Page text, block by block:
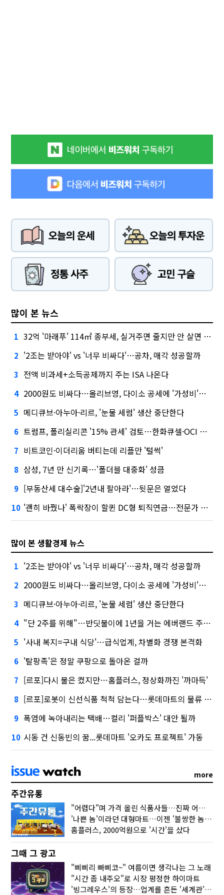
많이 본 뉴스
1 32억 '마래푸' 114㎡ 종부세, 실거주면 줄지만 안 살면 2.5배
2 '2조는 받아야' vs '너무 비싸다'…공차, 매각 성공할까
3 전액 비과세+소득공제까지 주는 ISA 나온다
4 2000원도 비싸다…올리브영, 다이소 공세에 '가성비'로 맞불
5 메디큐브·아누아·리르, '눈물 세럼' 생산 중단한다
6 트럼프, 폴리실리콘 '15% 관세' 검토…한화큐셀·OCI 영향은?
7 비트코인·이더리움 버티는데 리플만 '털썩'
8 삼성, 7년 만 신기록…'폴더블 대중화' 성큼
9 [부동산세 대수술]'2년내 팔아라'…뒷문은 열었다
10 '괜히 바꿨나' 폭락장이 할퀸 DC형 퇴직연금…전문가 조언은
많이 본 생활경제 뉴스
1 '2조는 받아야' vs '너무 비싸다'…공차, 매각 성공할까
2 2000원도 비싸다…올리브영, 다이소 공세에 '가성비'로 맞불
3 메디큐브·아누아·리르, '눈물 세럼' 생산 중단한다
4 "단 2주를 위해"…반딧불이에 1년을 거는 에버랜드 주키퍼
5 '사내 복지=구내 식당'…급식업계, 차별화 경쟁 본격화
6 '탈팡족'은 정말 쿠팡으로 돌아온 걸까
7 [르포]다시 불은 켰지만…홈플러스, 정상화까진 '까마득'
8 [르포]로봇이 신선식품 척척 담는다…롯데마트의 물류 혁신
9 폭염에 녹아내리는 택배…컬리 '퍼플박스' 대안 될까
10 시동 건 신동빈의 꿈...롯데마트 '오카도 프로젝트' 가동
more
주간유통
"어렵다"며 가격 올린 식품사들…진짜 어려운 거 맞아?
'나쁜 놈'이라던 대형마트…이젠 '불쌍한 놈' 됐다
홈플러스, 2000억원으로 '시간'을 샀다
그때 그 광고
"삐삐리 빠삐코~" 여름이면 생각나는 그 노래
"시간 좀 내주오"로 시장 평정한 하이마트
'빙그레우스'의 등장…업계를 흔든 '세계관' 마케팅